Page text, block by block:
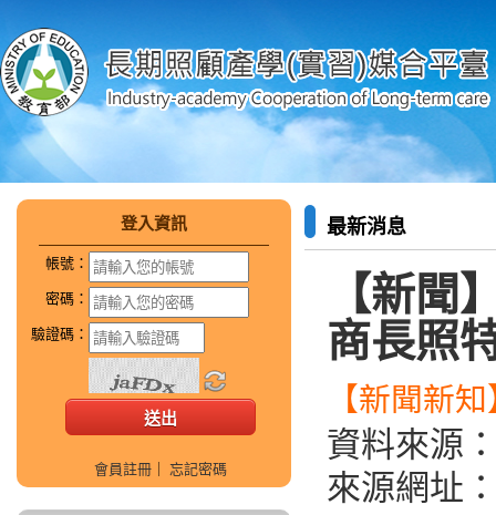
登入資訊
帳號：
密碼：
驗證碼：
會員註冊 忘記密碼
最新消息
【新
商長照
【新聞新
資料來源
來源網址